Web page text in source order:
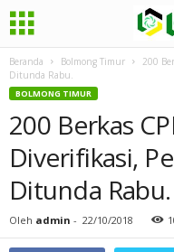
Beranda Bolmong Timur
200
Ditunda Rabu.
BOLMONG TIMUR
200 Berkas
Diverifikasi,
Ditunda Rabu.
Oleh admin - 22/10/2018